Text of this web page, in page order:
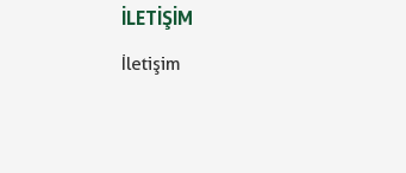
İLETİŞİM
İletişim